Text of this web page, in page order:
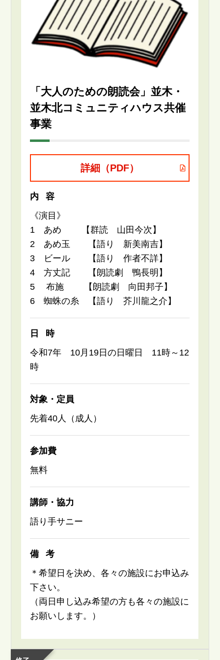
「大人のための朗読会」並木・
並木北コミュニティハウス共催
事業
詳細（PDF）
内容
《演目》
1 あめ 【群読 山田今次】
2 あめ玉 【語り 新美南吉】
3 ビール 【語り 作者不詳】
4 方丈記 【朗読劇 鴨長明】
5 布施 【朗読劇 向田邦子】
6 蜘蛛の糸 【語り 芥川龍之介】
日時
令和7年 10月19日の日曜日 11時～12
時
対象・定員
先着40人（成人）
参加費
無料
講師・協力
語り手サニー
備考
＊希望日を決め、各々の施設にお申込み
下さい。
（両日申し込み希望の方も各々の施設に
お願いします。）